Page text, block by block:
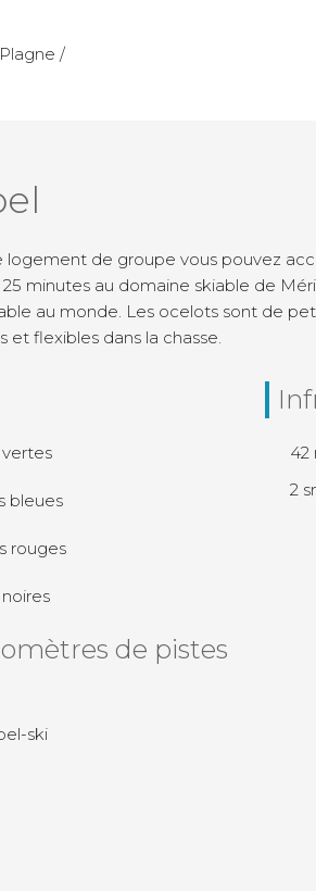
/
logement de groupe vous pouvez
minutes au domaine skiable de
au monde. Les ocelots sont de
et flexibles dans la chasse.
bleues
rouges
de pistes
42
2